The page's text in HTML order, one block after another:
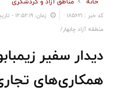
کد خبر : 185621 زمان: ۱۲:۵۲:۱۹ - تاریخ: ۱۴۰۵/۰۴/۱۴
منطقه آزاد چابهار/
دیدار سفیر
همکاری‌های